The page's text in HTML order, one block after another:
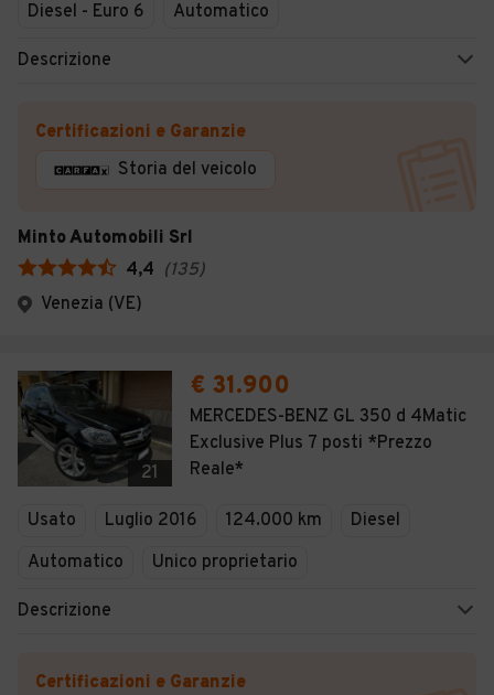
Diesel - Euro 6 Automatico
Descrizione
Certificazioni e Garanzie
Storia del veicolo
Minto Automobili Srl
4,4 (135)
Venezia (VE)
21
€ 31.900
MERCEDES-BENZ GL 350 d 4Matic
Exclusive Plus 7 posti *Prezzo
Reale*
Usato Luglio 2016 124.000 km
Diesel
Automatico
Unico proprietario
Descrizione
Certificazioni e Garanzie